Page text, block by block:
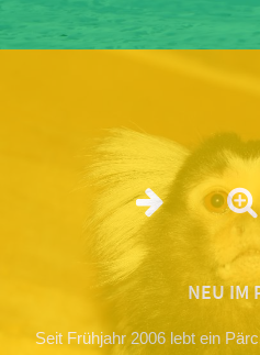
NEU IM
Seit Frühjahr 2006 lebt ein